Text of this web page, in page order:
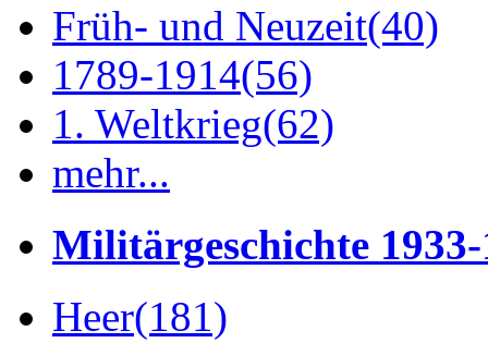
Früh- und Neuzeit(40)
1789-1914(56)
1. Weltkrieg(62)
mehr...
Militärgeschichte 1933-
Heer(181)